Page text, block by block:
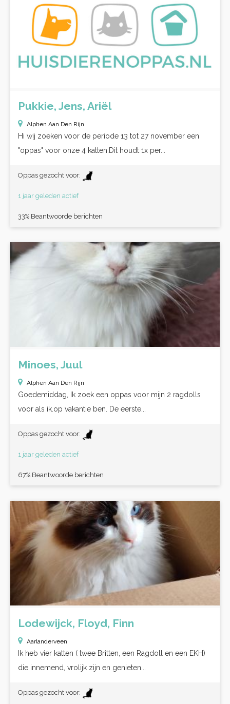
Pukkie, Jens, Ariël
Alphen Aan Den Rijn
Hi wij zoeken voor de periode 13 tot 27 november een
"oppas" voor onze 4 katten.Dit houdt 1x per...
Oppas gezocht voor:
1 jaar geleden actief
33% Beantwoorde berichten
Minoes, Juul
Alphen Aan Den Rijn
Goedemiddag, Ik zoek een oppas voor mijn 2 ragdolls
voor als ik.op vakantie ben. De eerste...
Oppas gezocht voor:
1 jaar geleden actief
67% Beantwoorde berichten
Lodewijck, Floyd, Finn
Aarlanderveen
Ik heb vier katten ( twee Britten, een Ragdoll en een EKH)
die innemend, vrolijk zijn en genieten...
Oppas gezocht voor: